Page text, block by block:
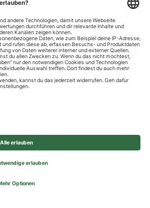
Einstellungen
- All rights reserved